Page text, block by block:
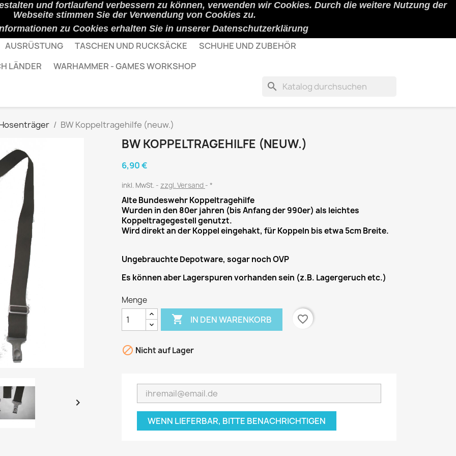
und fortlaufend verbessern zu können, verwenden wir Cookies. Durch die weitere Nutzung der
Webseite stimmen Sie der Verwendung von Cookies zu.
zu Cookies erhalten Sie in unserer Datenschutzerklärung
 shopping_cart
AUSRÜSTUNG TASCHEN UND RUCKSÄCKE
SCHUHE UND ZUBEHÖR
LÄNDER
WARHAMMER - GAMES WORKSHOP
search
BW Koppeltragehilfe (neuw.)

BW KOPPELTRAGEHILFE (NEUW.)
6,90 €
inkl. MwSt. zzgl. Versand *
Alte Bundeswehr Koppeltragehilfe
Wurden in den 80er jahren (bis Anfang der 990er) als leichtes
Koppeltragegestell genutzt.
Wird direkt an der Koppel eingehakt, für Koppeln bis etwa 5cm Breite.
Ungebrauchte Depotware, sogar noch OVP
Es können aber Lagerspuren vorhanden sein (z.B. Lagergeruch etc.)
Menge
 IN DEN WARENKORB favorite_border
 Nicht auf Lager
WENN LIEFERBAR, BITTE BENACHRICHTIGEN